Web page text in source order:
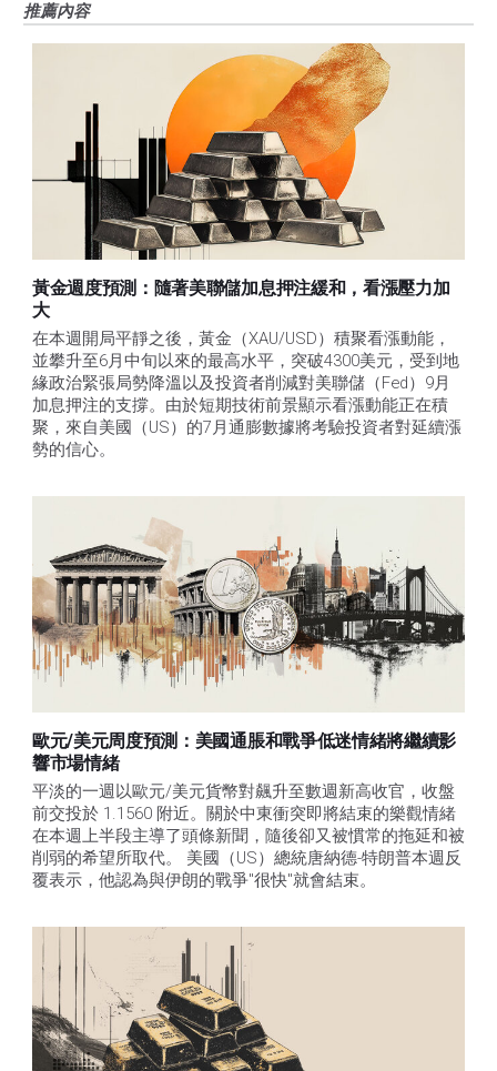
推薦內容
黃金週度預測：隨著美聯儲加息押注緩和，看漲壓力加
大
在本週開局平靜之後，黃金（XAU/USD）積聚看漲動能，
並攀升至6月中旬以來的最高水平，突破4300美元，受到地
緣政治緊張局勢降溫以及投資者削減對美聯儲（Fed）9月
加息押注的支撐。由於短期技術前景顯示看漲動能正在積
聚，來自美國（US）的7月通膨數據將考驗投資者對延續漲
勢的信心。
歐元/美元周度預測：美國通脹和戰爭低迷情緒將繼續影
響市場情緒
平淡的一週以歐元/美元貨幣對飆升至數週新高收官，收盤
前交投於 1.1560 附近。關於中東衝突即將結束的樂觀情緒
在本週上半段主導了頭條新聞，隨後卻又被慣常的拖延和被
削弱的希望所取代。 美國（US）總統唐納德-特朗普本週反
覆表示，他認為與伊朗的戰爭"很快"就會結束。